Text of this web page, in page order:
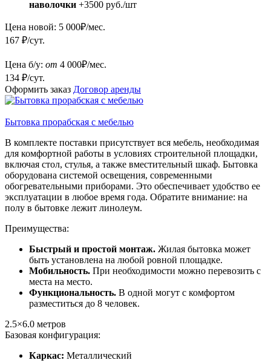
наволочки +3500 руб./шт
Цена новой: 5 000₽/мес.
167 ₽/сут.
Цена б/у: от 4 000₽/мес.
134 ₽/сут.
Оформить заказ Договор аренды
Бытовка прорабская с мебелью
В комплекте поставки присутствует вся мебель, необходимая
для комфортной работы в условиях строительной площадки,
включая стол, стулья, а также вместительный шкаф. Бытовка
оборудована системой освещения, современными
обогревательными приборами. Это обеспечивает удобство ее
эксплуатации в любое время года. Обратите внимание: на
полу в бытовке лежит линолеум.
Преимущества:
Быстрый и простой монтаж. Жилая бытовка может
быть установлена на любой ровной площадке.
Мобильность. При необходимости можно перевозить с
места на место.
Функциональность. В одной могут с комфортом
разместиться до 8 человек.
2.5×6.0 метров
Базовая конфигурация:
Каркас: Металлический